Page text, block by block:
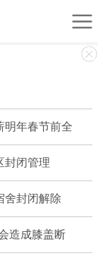
明年春节前全
封闭管理
舍封闭解除
造成膝盖断